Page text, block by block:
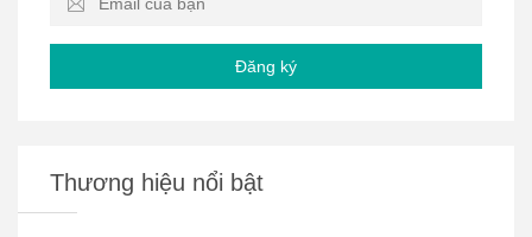
Đăng ký
Thương hiệu nổi bật